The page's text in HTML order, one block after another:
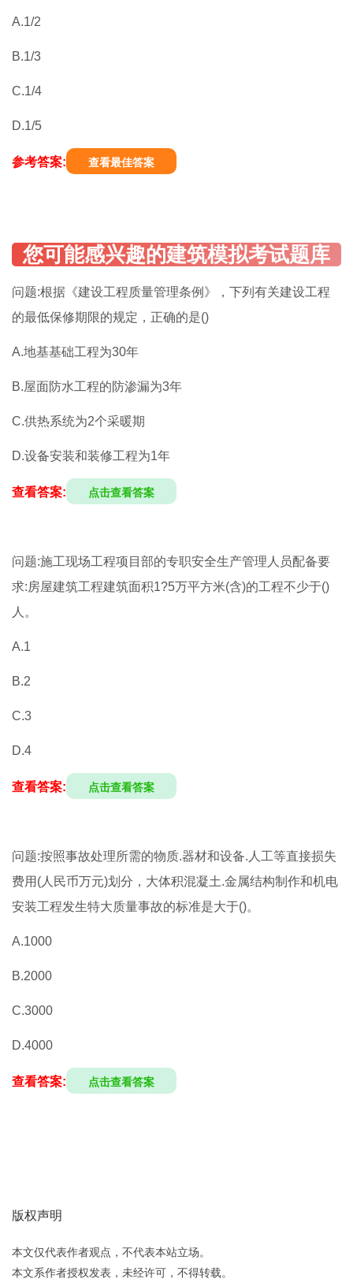
A.1/2
B.1/3
C.1/4
D.1/5
参考答案: 查看最佳答案
问题:根据《建设工程质量管理条例》，下列有关建设工程
的最低保修期限的规定，正确的是()
A.地基基础工程为30年
B.屋面防水工程的防渗漏为3年
C.供热系统为2个采暖期
D.设备安装和装修工程为1年
查看答案: 点击查看答案
问题:施工现场工程项目部的专职安全生产管理人员配备要
求:房屋建筑工程建筑面积1?5万平方米(含)的工程不少于()
人。
A.1
B.2
C.3
D.4
查看答案: 点击查看答案
问题:按照事故处理所需的物质.器材和设备.人工等直接损失
费用(人民币万元)划分，大体积混凝土.金属结构制作和机电
安装工程发生特大质量事故的标准是大于()。
A.1000
B.2000
C.3000
D.4000
查看答案: 点击查看答案
版权声明
本文仅代表作者观点，不代表本站立场。
本文系作者授权发表，未经许可，不得转载。